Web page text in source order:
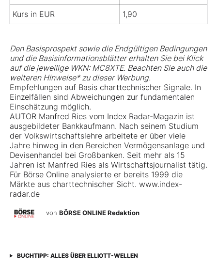
Kurs in EUR 1,90
Den Basisprospekt sowie die Endgültigen Bedingungen
und die Basisinformationsblätter erhalten Sie bei Klick
auf die jeweilige WKN: MC8XTE. Beachten Sie auch die
weiteren Hinweise* zu dieser Werbung.
Empfehlungen auf Basis charttechnischer Signale. In
Einzelfällen sind Abweichungen zur fundamentalen
Einschätzung möglich.
AUTOR Manfred Ries vom Index Radar-Magazin ist
ausgebildeter Bankkaufmann. Nach seinem Studium
der Volkswirtschaftslehre arbeitete er über viele
Jahre hinweg in den Bereichen Vermögensanlage und
Devisenhandel bei Großbanken. Seit mehr als 15
Jahren ist Manfred Ries als Wirtschaftsjournalist tätig.
Für Börse Online analysierte er bereits 1999 die
Märkte aus charttechnischer Sicht. www.index-
radar.de
von BÖRSE ONLINE Redaktion
BUCHTIPP: ALLES ÜBER ELLIOTT-WELLEN